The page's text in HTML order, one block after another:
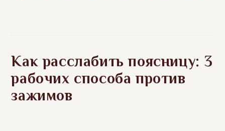
Как расслабить поясницу: 3
рабочих способа против
зажимов